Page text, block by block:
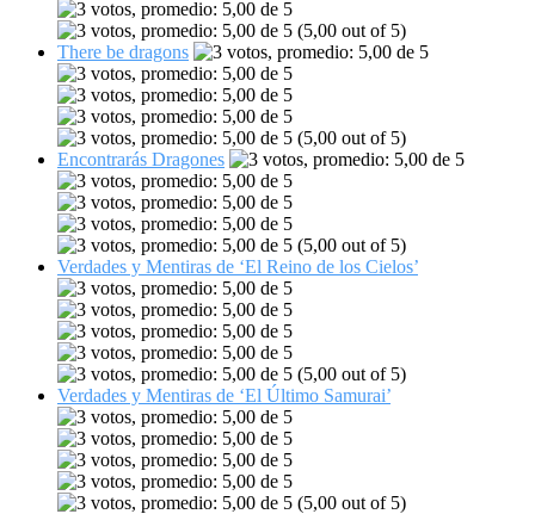
(5,00 out of 5)
There be dragons
(5,00 out of 5)
Encontrarás Dragones
(5,00 out of 5)
Verdades y Mentiras de ‘El Reino de los Cielos’
(5,00 out of 5)
Verdades y Mentiras de ‘El Último Samurai’
(5,00 out of 5)